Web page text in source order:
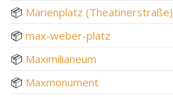
📦 Marienplatz (Theatinerstraße)
📦 max-weber-platz
📦 Maximilianeum
📦 Maxmonument